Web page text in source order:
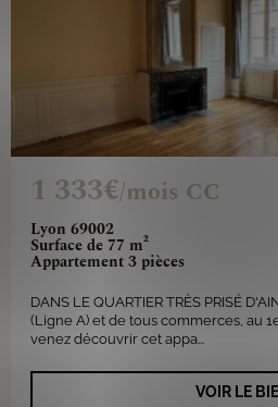
Lyon 69002
Surface de 77 m²
Appartement 3 pièces
1 333€/mois CC
DANS LE QUARTIER TRÈS PRISÉ
(Ligne A) et de tous commerces, au
venez découvrir cet appa...
VOIR LE